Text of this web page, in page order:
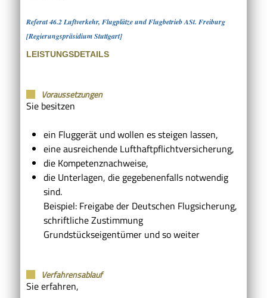
Referat 46.2 Luftverkehr, Flugplätze und Flugbetrieb ASt. Freiburg
[Regierungspräsidium Stuttgart]
LEISTUNGSDETAILS
Voraussetzungen
Sie besitzen
ein Fluggerät und wollen es steigen lassen,
eine ausreichende Lufthaftpflichtversicherung,
die Kompetenznachweise,
die Unterlagen, die gegebenenfalls notwendig
sind.
Beispiel: Freigabe der Deutschen Flugsicherung,
schriftliche Zustimmung
Grundstückseigentümer und so weiter
Verfahrensablauf
Sie erfahren,